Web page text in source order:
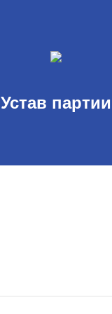
Устав партии